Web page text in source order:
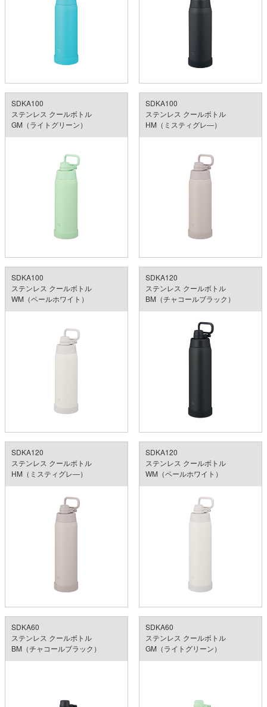
SDKA100
ステンレス クールボトル
GM（ライトグリーン）
SDKA100
ステンレス クールボトル
HM（ミスティグレ―）
SDKA100
ステンレス クールボトル
WM（ペールホワイト）
SDKA120
ステンレス クールボトル
BM（チャコールブラック）
SDKA120
ステンレス クールボトル
HM（ミスティグレ―）
SDKA120
ステンレス クールボトル
WM（ペールホワイト）
SDKA60
ステンレス クールボトル
BM（チャコールブラック）
SDKA60
ステンレス クールボトル
GM（ライトグリーン）